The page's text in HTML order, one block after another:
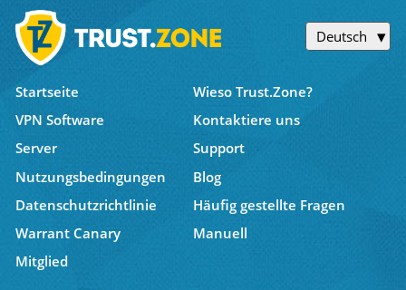
Deutsch
Startseite
Wieso Trust.Zone?
VPN Software
Kontaktiere uns
Server
Support
Nutzungsbedingungen
Blog
Datenschutzrichtlinie
Häufig gestellte Fragen
Warrant Canary
Manuell
Mitglied